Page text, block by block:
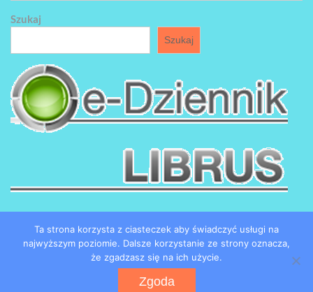
Szukaj
Szukaj
Copyright by SP184 w Łodzi
WEN Associate by
Ta strona korzysta z ciasteczek aby świadczyć usługi na
najwyższym poziomie. Dalsze korzystanie ze strony oznacza,
że zgadzasz się na ich użycie.
Zgoda